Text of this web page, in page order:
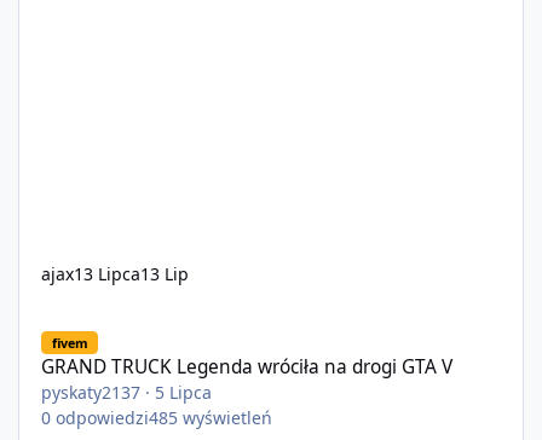
ajax13 Lipca13 Lip
fivem
GRAND TRUCK Legenda wróciła na drogi GTA V
pyskaty2137 · 5 Lipca
0 odpowiedzi485 wyświetleń